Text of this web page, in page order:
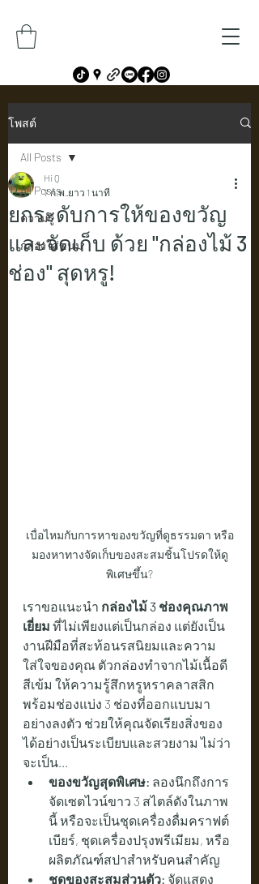
โพสต์
All Posts
ความรู้
กล่องใส่ขนม
All Posts
ยกระดับการให้ของขวัญ
และจัดเก็บ ด้วย "กล่องไม้ 3
ช่อง" สุดหรู!
Hi Q
7 ก.พ. ยาว 1 นาที
เบื่อไหมกับการหาของขวัญที่ดูธรรมดา หรือ
มองหาทางจัดเก็บของสะสมชิ้นโปรดให้ดู
พิเศษขึ้น?
เราขอแนะนำ กล่องไม้ 3 ช่องคุณภาพ
เยี่ยม ที่ไม่เพียงแต่เป็นกล่อง แต่ยังเป็น
งานฝีมือที่สะท้อนรสนิยมและความ
ใส่ใจของคุณ ตัวกล่องทำจากไม้เนื้อดี
สีเข้ม ให้ความรู้สึกหรูหราคลาสสิก
พร้อมช่องแบ่ง 3 ช่องที่ออกแบบมา
อย่างลงตัว ช่วยให้คุณจัดเรียงสิ่งของ
ได้อย่างเป็นระเบียบและสวยงาม ไม่ว่า
จะเป็น...
ของขวัญสุดพิเศษ: ลองนึกถึงการ
จัดเซตไวน์ขาว 3 สไตล์ดังในภาพ
นี้ หรือจะเป็นชุดเครื่องดื่มคราฟต์
เบียร์, ชุดเครื่องปรุงพรีเมียม, หรือ
ผลิตภัณฑ์สปาสำหรับคนสำคัญ
ชุดของสะสมส่วนตัว: จัดแสดง